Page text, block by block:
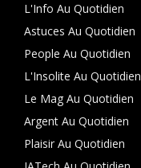
L'Info Au Quotidien
Astuces Au Quotidien
People Au Quotidien
L'Insolite Au Quotidien
Le Mag Au Quotidien
Argent Au Quotidien
Plaisir Au Quotidien